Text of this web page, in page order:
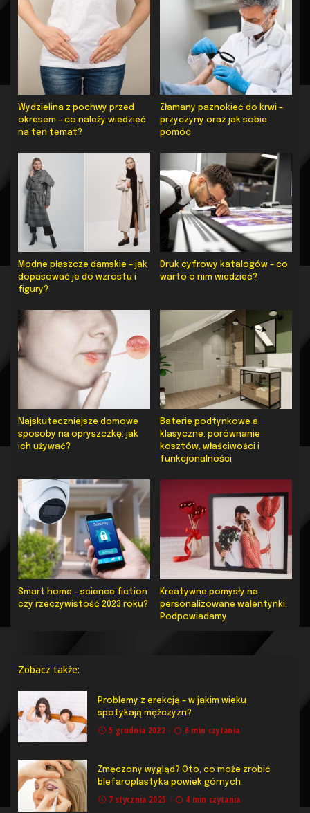
Wydzielina z pochwy przed
okresem – co należy wiedzieć
na ten temat?
Złamany paznokieć do krwi –
przyczyny oraz jak sobie
pomóc
Modne płaszcze damskie – jak
dopasować je do wzrostu i
figury?
Druk cyfrowy katalogów – co
warto o nim wiedzieć?
Najskuteczniejsze domowe
sposoby na opryszczkę: jak
ich używać?
Baterie podtynkowe a
klasyczne: porównanie
kosztów, właściwości i
funkcjonalności
Smart home – science fiction
czy rzeczywistość 2023 roku?
Kreatywne pomysły na
personalizowane walentynki.
Podpowiadamy
Zobacz także:
Problemy z erekcją – w jakim wieku
spotykają mężczyzn?
5 grudnia 2022 6 min czytania
Zmęczony wygląd? Oto, co może zrobić
blefaroplastyka powiek górnych
7 stycznia 2025 4 min czytania